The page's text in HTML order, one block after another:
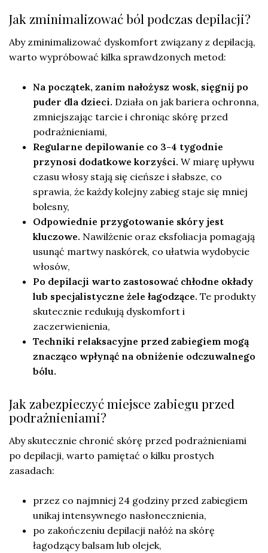
Jak zminimalizować ból podczas depilacji?
Aby zminimalizować dyskomfort związany z depilacją,
warto wypróbować kilka sprawdzonych metod:
Na początek, zanim nałożysz wosk, sięgnij po
puder dla dzieci. Działa on jak bariera ochronna,
zmniejszając tarcie i chroniąc skórę przed
podrażnieniami,
Regularne depilowanie co 3-4 tygodnie
przynosi dodatkowe korzyści. W miarę upływu
czasu włosy stają się cieńsze i słabsze, co
sprawia, że każdy kolejny zabieg staje się mniej
bolesny,
Odpowiednie przygotowanie skóry jest
kluczowe. Nawilżenie oraz eksfoliacja pomagają
usunąć martwy naskórek, co ułatwia wydobycie
włosów,
Po depilacji warto zastosować chłodne okłady
lub specjalistyczne żele łagodzące. Te produkty
skutecznie redukują dyskomfort i
zaczerwienienia,
Techniki relaksacyjne przed zabiegiem mogą
znacząco wpłynąć na obniżenie odczuwalnego
bólu.
Jak zabezpieczyć miejsce zabiegu przed
podrażnieniami?
Aby skutecznie chronić skórę przed podrażnieniami
po depilacji, warto pamiętać o kilku prostych
zasadach:
przez co najmniej 24 godziny przed zabiegiem
unikaj intensywnego nasłonecznienia,
po zakończeniu depilacji nałóż na skórę
łagodzący balsam lub olejek,